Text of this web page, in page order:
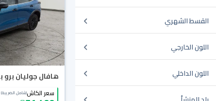
القسط الشهري
اللون الخارجي
اللون الداخلي هافال جوليان برو
سعر الكاش(شامل الضريبة)